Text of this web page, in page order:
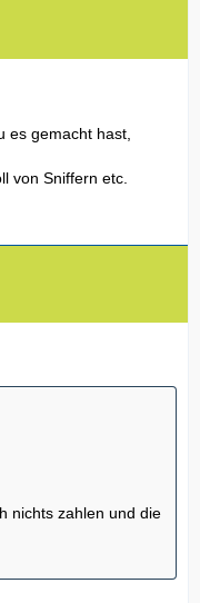
es gemacht hast,
von Sniffern etc.
nichts zahlen und die